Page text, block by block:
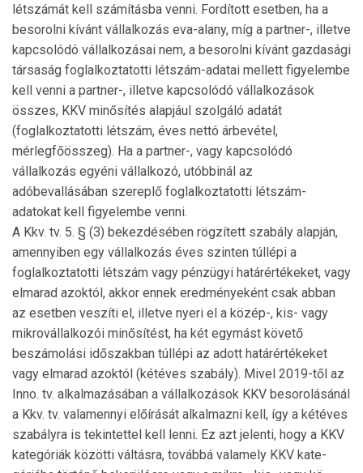
létszámát kell számítás­ba venni. Fordított esetben, ha a
besorolni kívánt vál­lalkozás eva-alany, míg a partner-, illetve
kapcsolódó vállalkozásai nem, a besorolni kívánt gazdasági
társaság foglalkoztatotti létszám-adatai mellett figyelembe
kell venni a partner-, illetve kapcsolódó vállalkozások
összes, KKV minősítés alapjául szolgáló adatát
(foglalkoztatotti létszám, éves nettó árbevétel,
mérlegfőösszeg). Ha a part­ner-, vagy kapcsolódó
vállalkozás egyéni vállalkozó, utób­binál az
adóbevallásában szereplő foglalkoztatotti létszám-
adatokat kell figyelembe venni.
A Kkv. tv. 5. § (3) bekezdésében rögzített szabály alapján,
amennyiben egy vállalkozás éves szinten túllépi a
foglalkoztatotti létszám vagy pénzügyi határértékeket, vagy
elmarad azoktól, akkor ennek eredményeként csak abban
az esetben veszíti el, illetve nyeri el a közép-, kis- vagy
mik­rovállalkozói minősítést, ha két egymást követő
beszámolási időszakban túllépi az adott határértékeket
vagy elmarad azoktól (kétéves szabály). Mivel 2019-től az
Inno. tv. alkalmazásában a vállalkozások KKV besorolásánál
a Kkv. tv. valamennyi előírását alkalmazni kell, így a kétéves
sza­bályra is tekintettel kell lenni. Ez azt jelenti, hogy a KKV
kategóriák közötti váltásra, továbbá valamely KKV kate­